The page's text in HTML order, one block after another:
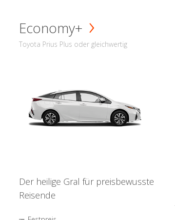
Economy+
Toyota Prius Plus oder gleichwertig
Der heilige Gral für preisbewusste
Reisende